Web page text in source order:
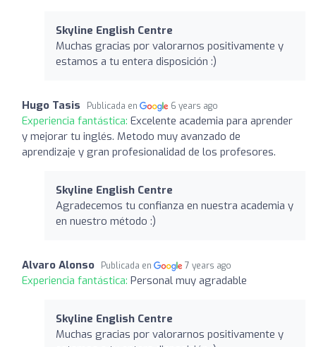
Skyline English Centre
Muchas gracias por valorarnos positivamente y
estamos a tu entera disposición :)
Hugo Tasis Publicada en 6 years ago
Experiencia fantástica: Excelente academia para aprender
y mejorar tu inglés. Metodo muy avanzado de
aprendizaje y gran profesionalidad de los profesores.
Skyline English Centre
Agradecemos tu confianza en nuestra academia y
en nuestro método :)
Alvaro Alonso Publicada en 7 years ago
Experiencia fantástica: Personal muy agradable
Skyline English Centre
Muchas gracias por valorarnos positivamente y